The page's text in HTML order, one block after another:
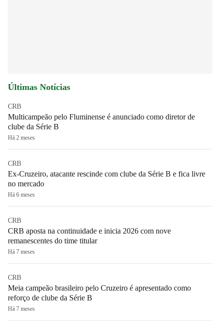
Últimas Notícias
CRB
Multicampeão pelo Fluminense é anunciado como diretor de
clube da Série B
Há 2 meses
CRB
Ex-Cruzeiro, atacante rescinde com clube da Série B e fica livre
no mercado
Há 6 meses
CRB
CRB aposta na continuidade e inicia 2026 com nove
remanescentes do time titular
Há 7 meses
CRB
Meia campeão brasileiro pelo Cruzeiro é apresentado como
reforço de clube da Série B
Há 7 meses